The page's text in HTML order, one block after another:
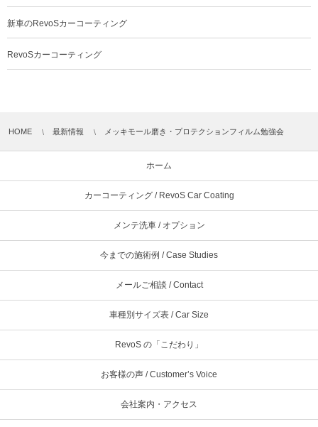
新車のRevoSカーコーティング
RevoSカーコーティング
HOME 最新情報 メッキモール磨き・プロテクションフィルム勉強会
ホーム
カーコーティング / RevoS Car Coating
メンテ洗車 / オプション
今までの施術例 / Case Studies
メールご相談 / Contact
車種別サイズ表 / Car Size
RevoS の「こだわり」
お客様の声 / Customer’s Voice
会社案内・アクセス